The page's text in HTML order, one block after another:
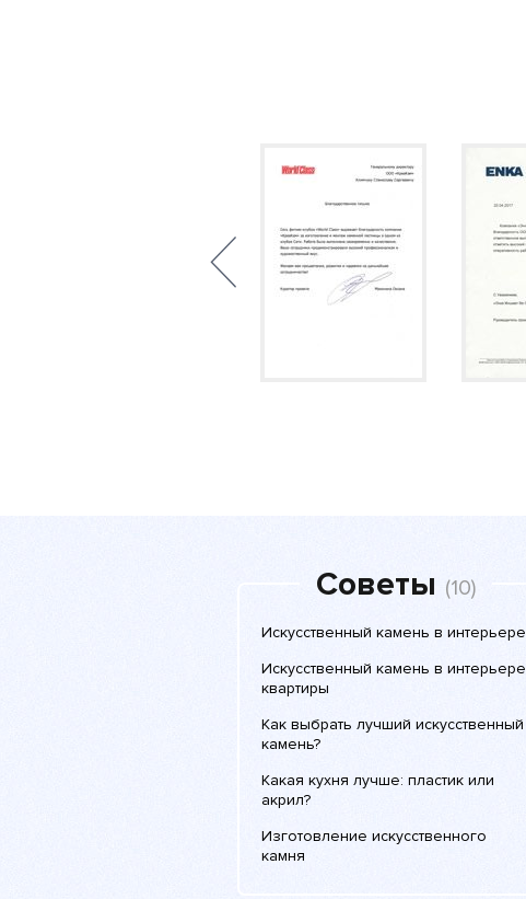
Советы (10)
Искусственный камень в интерьере
Искусственный камень в интерьере
квартиры
Как выбрать лучший искусственный
камень?
Какая кухня лучше: пластик или
акрил?
Изготовление искусственного
камня